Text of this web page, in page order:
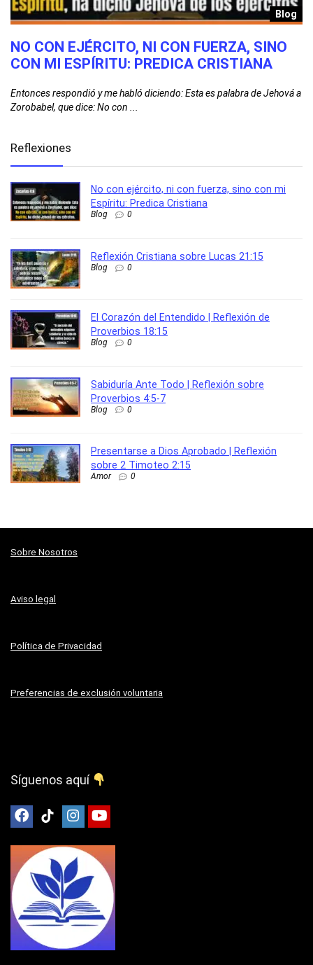
Blog
NO CON EJÉRCITO, NI CON FUERZA, SINO
CON MI ESPÍRITU: PREDICA CRISTIANA
Entonces respondió y me habló diciendo: Esta es palabra de Jehová a
Zorobabel, que dice: No con ...
Reflexiones
No con ejército, ni con fuerza, sino con mi
Espíritu: Predica Cristiana
Blog 0
Reflexión Cristiana sobre Lucas 21:15
Blog 0
El Corazón del Entendido | Reflexión de
Proverbios 18:15
Blog 0
Sabiduría Ante Todo | Reflexión sobre
Proverbios 4:5-7
Blog 0
Presentarse a Dios Aprobado | Reflexión
sobre 2 Timoteo 2:15
Amor 0
Sobre Nosotros
Aviso legal
Política de Privacidad
Preferencias de exclusión voluntaria
Síguenos aquí